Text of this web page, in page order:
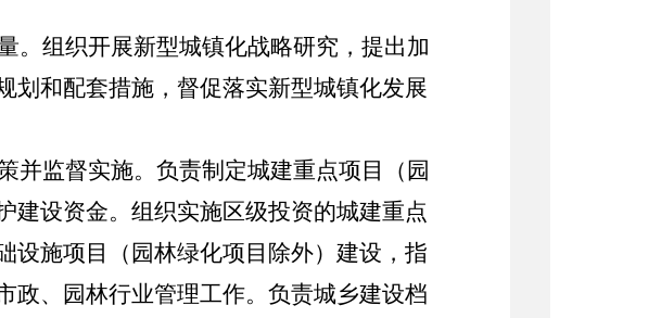
。组织开展新型城镇化战略研究，提出加
划和配套措施，督促落实新型城镇化发展
并监督实施。负责制定城建重点项目（园
建设资金。组织实施区级投资的城建重点
设施项目 （园林绿化项目除外） 建设，指
政、园林行业管理工作。负责城乡建设档